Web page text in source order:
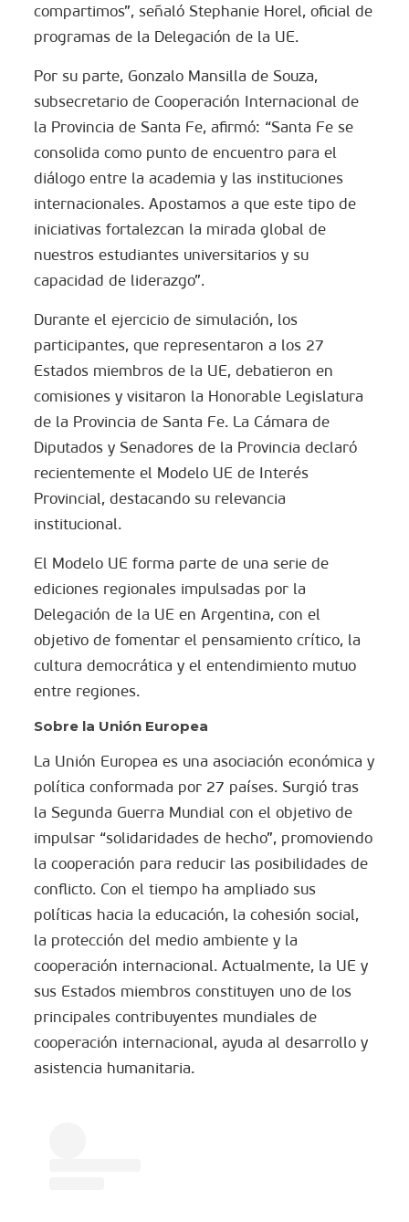
compartimos”, señaló Stephanie Horel, oficial de
programas de la Delegación de la UE.
Por su parte, Gonzalo Mansilla de Souza,
subsecretario de Cooperación Internacional de
la Provincia de Santa Fe, afirmó: “Santa Fe se
consolida como punto de encuentro para el
diálogo entre la academia y las instituciones
internacionales. Apostamos a que este tipo de
iniciativas fortalezcan la mirada global de
nuestros estudiantes universitarios y su
capacidad de liderazgo”.
Durante el ejercicio de simulación, los
participantes, que representaron a los 27
Estados miembros de la UE, debatieron en
comisiones y visitaron la Honorable Legislatura
de la Provincia de Santa Fe. La Cámara de
Diputados y Senadores de la Provincia declaró
recientemente el Modelo UE de Interés
Provincial, destacando su relevancia
institucional.
El Modelo UE forma parte de una serie de
ediciones regionales impulsadas por la
Delegación de la UE en Argentina, con el
objetivo de fomentar el pensamiento crítico, la
cultura democrática y el entendimiento mutuo
entre regiones.
Sobre la Unión Europea
La Unión Europea es una asociación económica y
política conformada por 27 países. Surgió tras
la Segunda Guerra Mundial con el objetivo de
impulsar “solidaridades de hecho”, promoviendo
la cooperación para reducir las posibilidades de
conflicto. Con el tiempo ha ampliado sus
políticas hacia la educación, la cohesión social,
la protección del medio ambiente y la
cooperación internacional. Actualmente, la UE y
sus Estados miembros constituyen uno de los
principales contribuyentes mundiales de
cooperación internacional, ayuda al desarrollo y
asistencia humanitaria.